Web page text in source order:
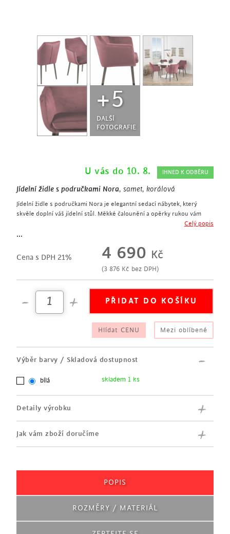
+5
DALŠÍ
FOTOGRAFIE
U vás do 10. 8. IHNED K ODBĚRU
Jídelní židle s područkami Nora, samet, korálová
Jídelní židle s područkami Nora je elegantní sedací nábytek, který
skvěle doplní váš jídelní stůl. Měkké čalounění a opěrky rukou vám
zajistí maximální pohodlí během sezení. Podnož z masivního dubového
elegantní sedací nábytek
výška sedu 49 cm
příjemné čalounění sametovou tkaninou v korálové barvě
měkký sedací polštář
pohodlné područky
podnož z masivního dubového dřeva mořená do tmavě hnědého
odstínu
povrch podnože ošetřen ochranným olejem
...
Celý popis
Cena s DPH 21% 4 690 Kč
(3 876 Kč bez DPH)
Hlídat CENU Mezi oblíbené
Výběr barvy / Skladová dostupnost
bílá skladem 1 ks
Detaily výrobku
Jak vám zboží doručíme
POPIS
ROZMĚRY / MATERIÁL